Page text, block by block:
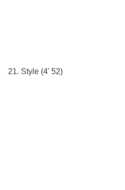
21. Style (4' 52)